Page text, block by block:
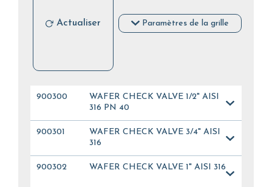
Actualiser Paramètres de la grille
900300
WAFER CHECK VALVE 1/2" AISI
316 PN 40
900301
WAFER CHECK VALVE 3/4" AISI
316
900302 WAFER CHECK VALVE 1" AISI 316